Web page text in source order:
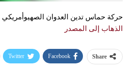
حركة حماس تدين العدوان
الذهاب إلى المصدر
Share
Facebook
Twitter